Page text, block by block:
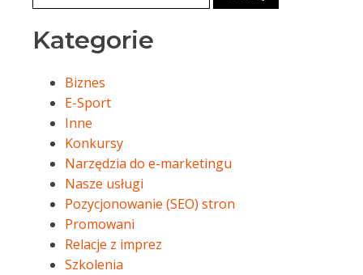
Kategorie
Biznes
E-Sport
Inne
Konkursy
Narzędzia do e-marketingu
Nasze usługi
Pozycjonowanie (SEO) stron
Promowani
Relacje z imprez
Szkolenia